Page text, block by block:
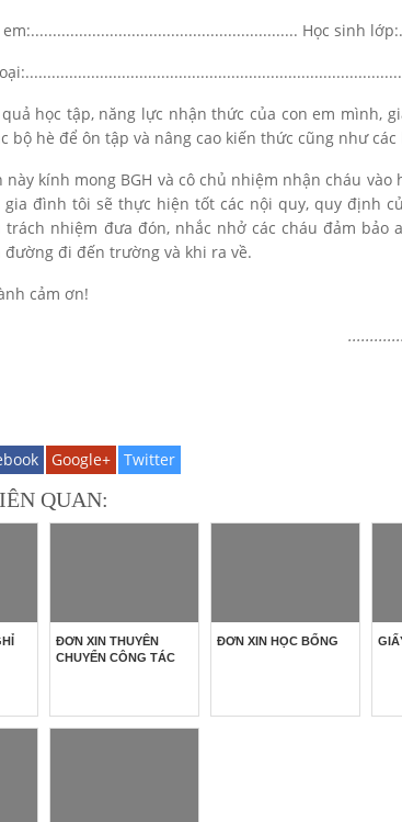
Học sinh
quả học tập, năng lực nhận thức của con em mình,
bộ hè để ôn tập và nâng cao kiến thức cũng như
này kính mong BGH và cô chủ nhiệm nhận cháu vào
đình tôi sẽ thực hiện tốt các nội quy, quy định
trách nhiệm đưa đón, nhắc nhở các cháu đảm bảo
đi đến trường và khi ra về.
cảm ơn!
Google+ Twitter
QUAN:
ĐƠN XIN THUYÊN
CHUYỂN CÔNG TÁC
ĐƠN XIN HỌC BỔNG